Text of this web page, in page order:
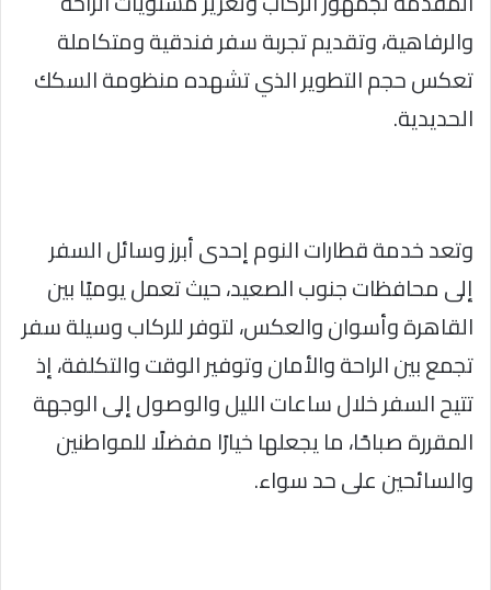
والرفاهية، وتقديم تجربة سفر فندقية ومتكاملة
تعكس حجم التطوير الذي تشهده منظومة السكك
الحديدية.
وتعد خدمة قطارات النوم إحدى أبرز وسائل السفر
إلى محافظات جنوب الصعيد، حيث تعمل يوميًا بين
القاهرة وأسوان والعكس، لتوفر للركاب وسيلة سفر
تجمع بين الراحة والأمان وتوفير الوقت والتكلفة، إذ
تتيح السفر خلال ساعات الليل والوصول إلى الوجهة
المقررة صباحًا، ما يجعلها خيارًا مفضلًا للمواطنين
والسائحين على حد سواء.